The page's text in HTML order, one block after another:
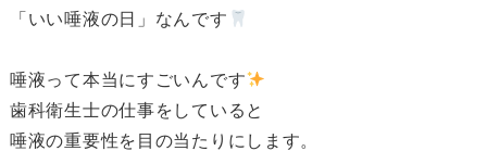
「いい唾液の日」なんです
唾液って本当にすごいんです
歯科衛生士の仕事をしていると
唾液の重要性を目の当たりにします。